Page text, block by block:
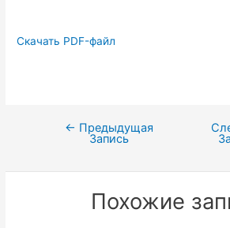
Скачать PDF-файл
Навигация
записям
← Предыдущая
Запись
Похожие